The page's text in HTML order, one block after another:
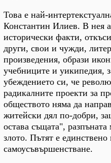
Това е най-
Константин Илиев. В нея
исторически факти,
други, свои и чужди,
произведения, образи
учебниците и уикипедия,
убеждението си, че
радикалните проекти за
обществото няма да
житейски дял по-добри,
остава същата",
злото. Пътят е единствено
самоусъвършенстване.